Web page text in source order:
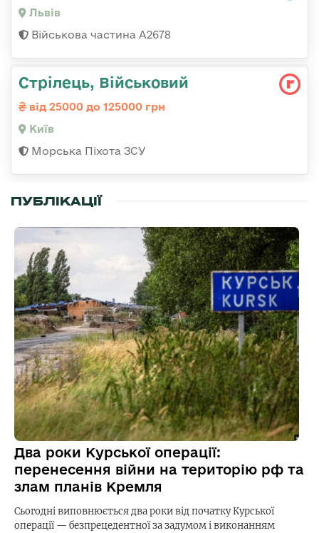
Львів
Військова частина А2678
Стрілець, Військовий
від 25000 до 125000 грн
Київ
Морська Піхота ЗСУ
ПУБЛІКАЦІЇ
Два роки Курської операції:
перенесення війни на територію рф та
злам планів Кремля
Сьогодні виповнюється два роки від початку Курської
операції — безпрецедентної за задумом і виконанням